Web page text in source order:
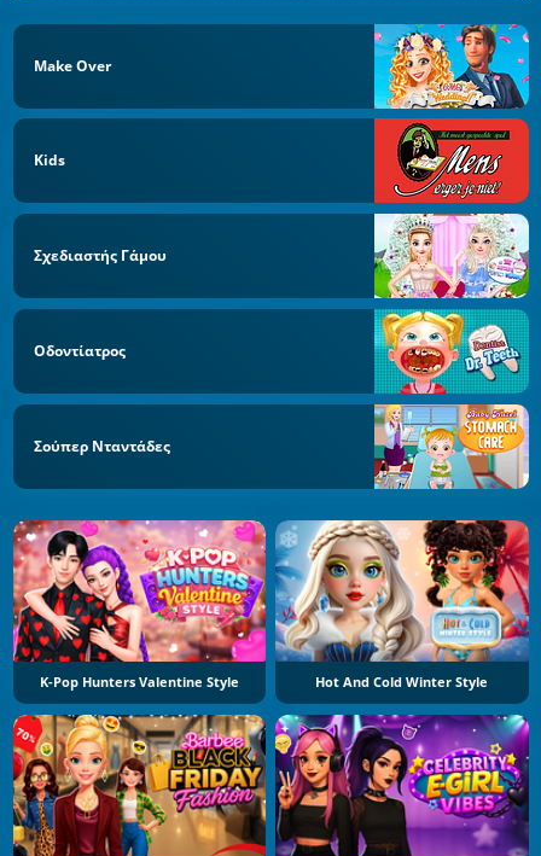
Make Over
Kids
Σχεδιαστής Γάμου
Οδοντίατρος
Σούπερ Νταντάδες
K-Pop Hunters Valentine Style Hot And Cold Winter Style